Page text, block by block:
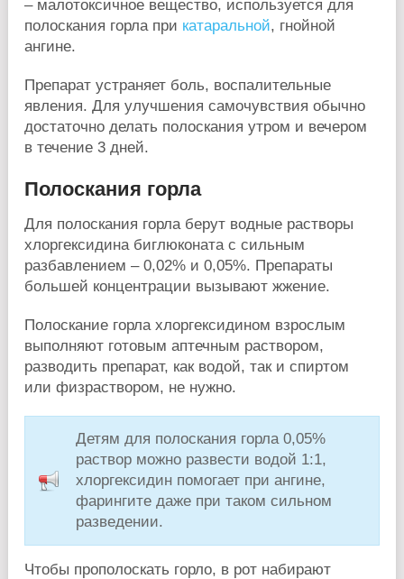
– малотоксичное вещество, используется для
полоскания горла при катаральной, гнойной
ангине.
Препарат устраняет боль, воспалительные
явления. Для улучшения самочувствия обычно
достаточно делать полоскания утром и вечером
в течение 3 дней.
Полоскания горла
Для полоскания горла берут водные растворы
хлоргексидина биглюконата с сильным
разбавлением – 0,02% и 0,05%. Препараты
большей концентрации вызывают жжение.
Полоскание горла хлоргексидином взрослым
выполняют готовым аптечным раствором,
разводить препарат, как водой, так и спиртом
или физраствором, не нужно.
Детям для полоскания горла 0,05%
раствор можно развести водой 1:1,
хлоргексидин помогает при ангине,
фарингите даже при таком сильном
разведении.
Чтобы прополоскать горло, в рот набирают